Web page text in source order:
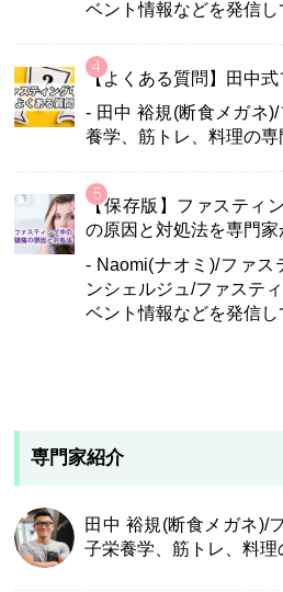
ベント情報などを発信し
【よくある質問】田中
- 田中 裕規(断食メガネ
養学、筋トレ、料理の専
【保存版】ファスティ
の原因と対処法を専門家
- Naomi(ナオミ)/ファス
ンシェルジュ/ファステ
ベント情報などを発信し
専門家紹介
田中 裕規(断食メガネ)/
子栄養学、筋トレ、料理